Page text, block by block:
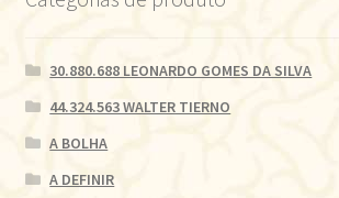
30.880.688 LEONARDO GOMES DA SILVA
44.324.563 WALTER TIERNO
A BOLHA
A DEFINIR